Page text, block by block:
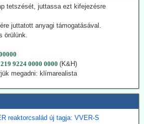
Dél-Koreához hasonlóan – újra üzembe
amelyeket nemrég még egy
bélyegeztek. Az energiaügyi
bizonytalansággal” indokolták annak a
amelynek felszámolását korábban
klímalobbinak, Japán 2050-ig
De ahogy a realitás
és Ipari Minisztérium (METI)
hogy a széntermelés bővítése azonnali
megtakarításra. Mivel Japán a Hormuz
olaj és földgázszállítmányait, a
tetszését, juttassa ezt kifejezésre
juttatott anyagi támogatásával.
örülünk.
9224 0000 0000 (K&H)
megadni: klímarealista
reaktorcsalád új tagja: VVER-S